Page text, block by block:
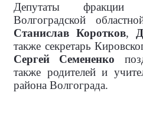
Депутаты фракции
Волгоградской
Станислав Коротков,
также секретарь
Сергей Семененко
также родителей и
района Волгограда.